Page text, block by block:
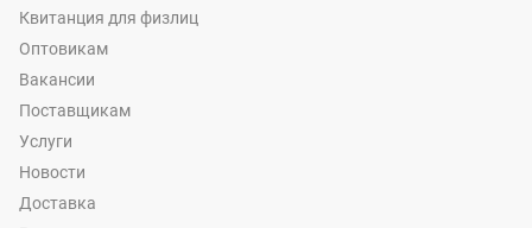
Квитанция для физлиц
Оптовикам
Вакансии
Поставщикам
Услуги
Новости
Доставка